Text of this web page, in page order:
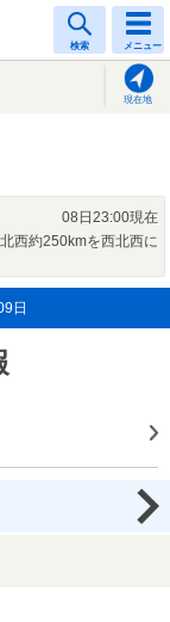
検索 メニュー
現在地
08日23:00現在
西約250kmを西北西に
日